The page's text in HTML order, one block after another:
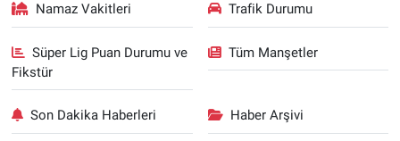
Namaz Vakitleri Trafik Durumu
Süper Lig Puan Durumu ve
Fikstür
Tüm Manşetler
Son Dakika Haberleri Haber Arşivi